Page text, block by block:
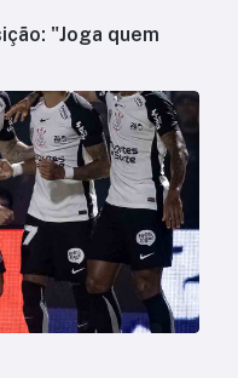
"Joga quem